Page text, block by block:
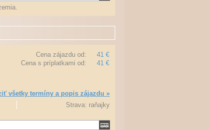
Cena zájazdu od:
41 €
Cena s príplatkami od:
41 €
všetky termíny a popis zájazdu »
Strava: raňajky